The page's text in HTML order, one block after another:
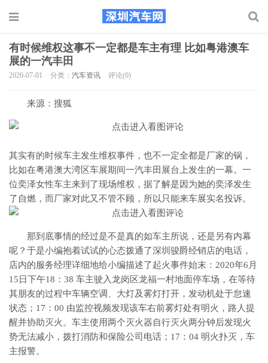
有时候维权这事不一定都是车主有理 比如粤港澳车
展的一汽丰田
2020-07-01 分类： 汽车资讯 评论(0)
来源：搜狐
其实有的时候车主发生维权事件，也不一定全都是厂家的锅，
比如在粤港澳大湾区车展期间一汽丰田展台上发生的一幕。一
位奕泽女性车主来到了现场维权，据了解是因为她的奕泽发生
了自燃，而厂家对此又不管不顾，所以只能来车展实名投诉。
那到底事情的经过是不是真的如车主所说，还是另有内幕
呢？于是小编抱着试试的心态拨通了深圳骏爵经销店的电话，
店内的服务经理详细地给小编描述了起火事件始末：2020年6月
15日下午18：38 车主驶入龙岗区龙福一村地面停车场，在等待
其朋友的过程中车辆空调、大灯及雾灯打开，发动机处于怠速
状态；17：00 由监控视频发现该车右前雾灯处有明火，路人提
醒并协助灭火。车主使用两个灭火器自行灭火两分钟后发现火
势无法减小，拨打消防和保险公司电话；17：04 明火扑灭，车
主报警。